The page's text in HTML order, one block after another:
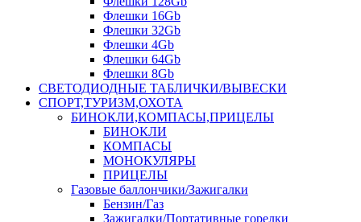
Флешки 16Gb
Флешки 32Gb
Флешки 4Gb
Флешки 64Gb
Флешки 8Gb
СВЕТОДИОДНЫЕ ТАБЛИЧКИ/ВЫВЕСКИ
СПОРТ,ТУРИЗМ,ОХОТА
БИНОКЛИ,КОМПАСЫ,ПРИЦЕЛЫ
БИНОКЛИ
КОМПАСЫ
МОНОКУЛЯРЫ
ПРИЦЕЛЫ
Газовые баллончики/Зажигалки
Бензин/Газ
Зажигалки/Портативные горелки